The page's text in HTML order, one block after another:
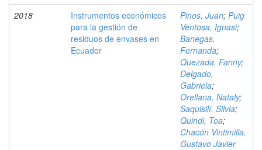
2018
Instrumentos económicos
para la gestión de
residuos de envases en
Ecuador
Pinos, Juan; Puig
Ventosa, Ignasi;
Banegas,
Fernanda;
Quezada, Fanny;
Delgado,
Gabriela;
Orellana, Nataly;
Saquisilí, Silvia;
Quindi, Toa;
Chacón Vintimilla,
Gustavo Javier